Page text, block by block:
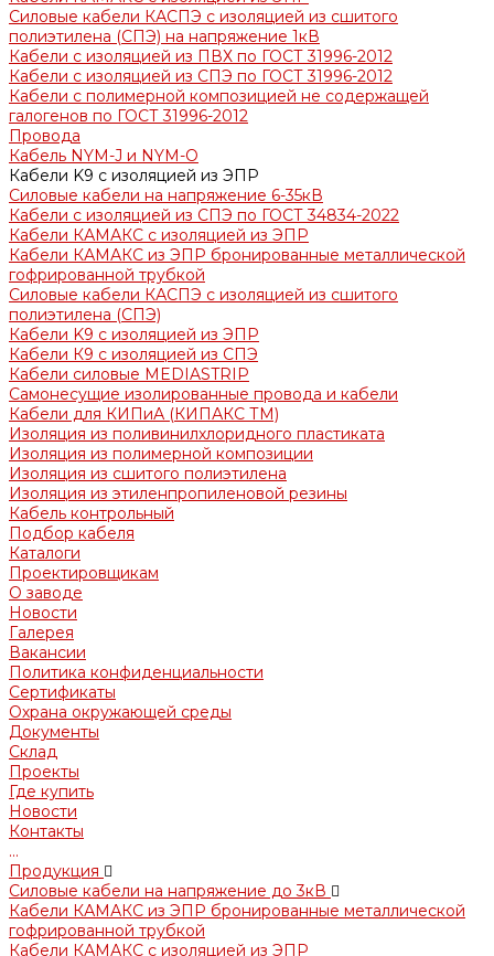
Силовые кабели КАСПЭ с изоляцией из сшитого
полиэтилена (СПЭ) на напряжение 1кВ
Кабели с изоляцией из ПВХ по ГОСТ 31996-2012
Кабели с изоляцией из СПЭ по ГОСТ 31996-2012
Кабели с полимерной композицией не содержащей
галогенов по ГОСТ 31996-2012
Провода
Кабель NYM-J и NYM-O
Кабели K9 с изоляцией из ЭПР
Силовые кабели на напряжение 6-35кВ
Кабели с изоляцией из СПЭ по ГОСТ 34834-2022
Кабели КАМАКС с изоляцией из ЭПР
Кабели КАМАКС из ЭПР бронированные металлической
гофрированной трубкой
Силовые кабели КАСПЭ с изоляцией из сшитого
полиэтилена (СПЭ)
Кабели K9 с изоляцией из ЭПР
Кабели К9 с изоляцией из СПЭ
Кабели силовые MEDIASTRIP
Самонесущие изолированные провода и кабели
Кабели для КИПиА (КИПАКС ТМ)
Изоляция из поливинилхлоридного пластиката
Изоляция из полимерной композиции
Изоляция из сшитого полиэтилена
Изоляция из этиленпропиленовой резины
Кабель контрольный
Подбор кабеля
Каталоги
Проектировщикам
О заводе
Новости
Галерея
Вакансии
Политика конфиденциальности
Сертификаты
Охрана окружающей среды
Документы
Склад
Проекты
Где купить
Новости
Контакты
...
Продукция
Силовые кабели на напряжение до 3кВ
Кабели КАМАКС из ЭПР бронированные металлической
гофрированной трубкой
Кабели КАМАКС с изоляцией из ЭПР